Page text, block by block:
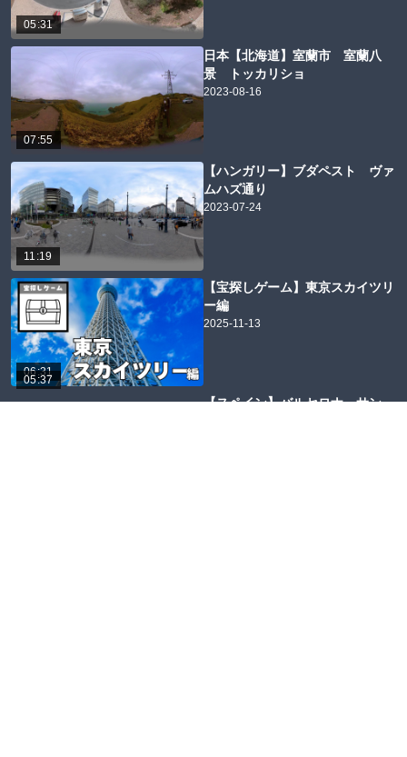
05:31
07:55
日本【北海道】室蘭市 室蘭八
景 トッカリショ
2023-08-16
11:19
【ハンガリー】ブダペスト ヴァ
ムハズ通り
2023-07-24
06:31
【宝探しゲーム】東京スカイツリ
ー編
2025-11-13
05:37
【スペイン】バルセロナ サン